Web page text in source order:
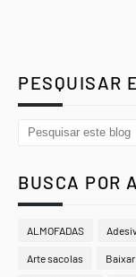
PESQUISAR
BUSCA POR
ALMOFADAS
Arte sacolas